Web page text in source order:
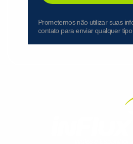
Prometemos não utilizar suas
contato para enviar qualquer tipo